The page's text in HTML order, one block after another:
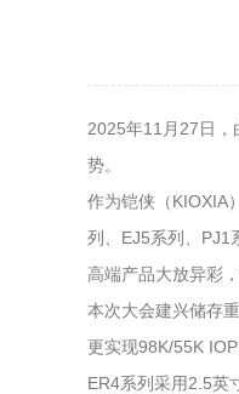
2025年11月27日，
势。
作为铠侠（KIOXIA
列、EJ5系列、PJ1
高端产品大放异彩
本次大会建兴储存
更实现98K/55K
ER4系列采用2.5英